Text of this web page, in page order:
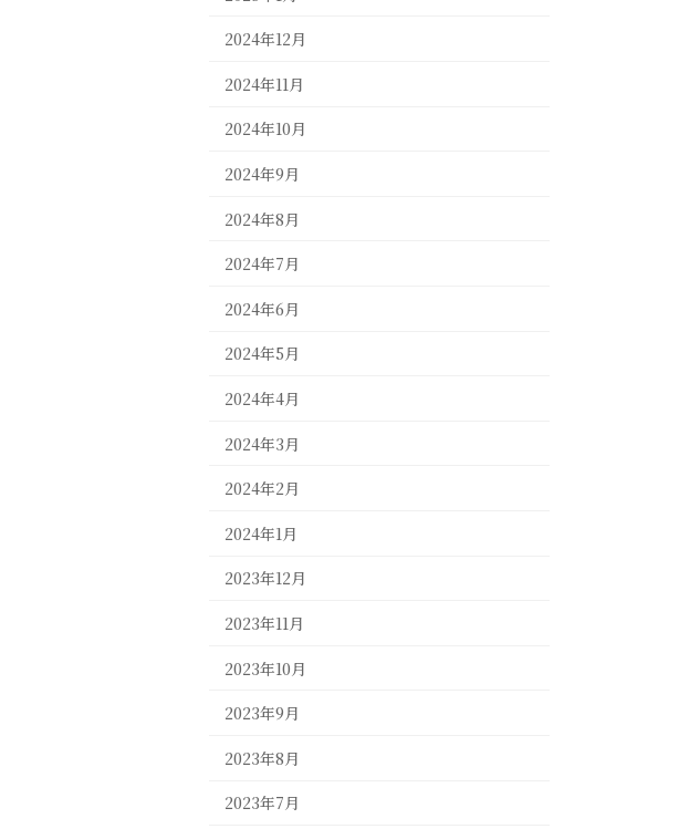
2024年12月
2024年11月
2024年10月
2024年9月
2024年8月
2024年7月
2024年6月
2024年5月
2024年4月
2024年3月
2024年2月
2024年1月
2023年12月
2023年11月
2023年10月
2023年9月
2023年8月
2023年7月